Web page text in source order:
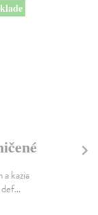
kazia